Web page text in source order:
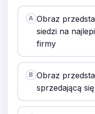
A Obraz
siedzi na
firmy
B Obraz
sprzedającą